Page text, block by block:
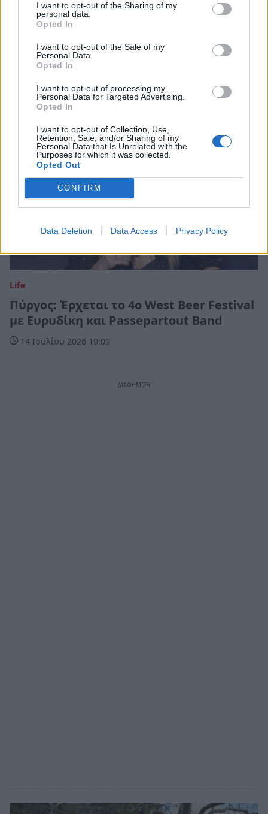
I want to opt-out of the Sharing of my
personal data.
Opted In
I want to opt-out of the Sale of my
Personal Data.
Opted In
I want to opt-out of processing my
Personal Data for Targeted Advertising.
Opted In
I want to opt-out of Collection, Use,
Retention, Sale, and/or Sharing of my
Personal Data that Is Unrelated with the
Purposes for which it was collected.
Opted Out
CONFIRM
Data Deletion Data Access Privacy Policy
Λακωνία: Εβδομάδα Ομογενών στον δήμο
Σπάρτης
16 Ιουλίου 2026 10:43
Life
Πύργος: Έρχεται το 4ο West Beer Festival
με Ευρυδίκη και Passepartout Band
14 Ιουλίου 2026 19:09